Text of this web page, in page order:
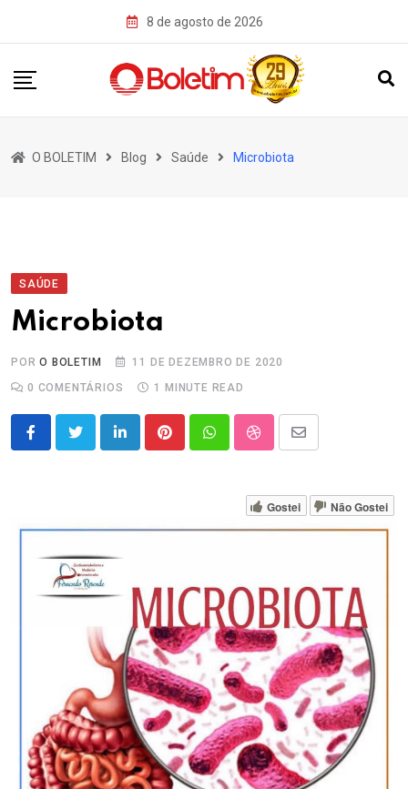
8 de agosto de 2026
O BOLETIM Blog Saúde Microbiota
SAÚDE
Microbiota
PORO BOLETIM
11 DE DEZEMBRO DE 2020
0 COMENTÁRIOS 1 MINUTE READ
LinkedInPinterestWhatsappStumbleUpon
Share
Email
Gostei Não Gostei